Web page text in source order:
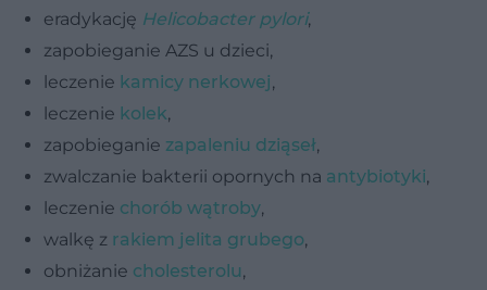
eradykację Helicobacter pylori,
zapobieganie AZS u dzieci,
leczenie kamicy nerkowej,
leczenie kolek,
zapobieganie zapaleniu dziąseł,
zwalczanie bakterii opornych na antybiotyki,
leczenie chorób wątroby,
walkę z rakiem jelita grubego,
obniżanie cholesterolu,